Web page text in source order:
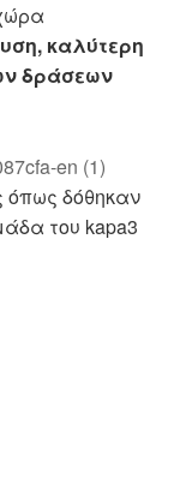
καλύτερη
δράσεων
en (1)
όπως δόθηκαν
του kapa3